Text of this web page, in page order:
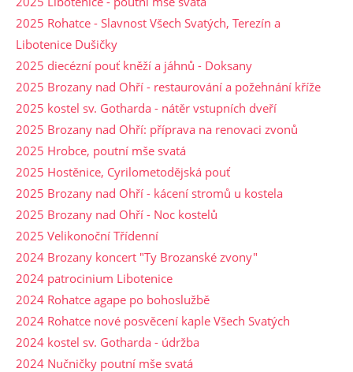
2025 Rohatce - Slavnost Všech Svatých, Terezín a
Libotenice Dušičky
2025 diecézní pouť kněží a jáhnů - Doksany
2025 Brozany nad Ohří - restaurování a požehnání kříže
2025 kostel sv. Gotharda - nátěr vstupních dveří
2025 Brozany nad Ohří: příprava na renovaci zvonů
2025 Hrobce, poutní mše svatá
2025 Hostěnice, Cyrilometodějská pouť
2025 Brozany nad Ohří - kácení stromů u kostela
2025 Brozany nad Ohří - Noc kostelů
2025 Velikonoční Třídenní
2024 Brozany koncert "Ty Brozanské zvony"
2024 patrocinium Libotenice
2024 Rohatce agape po bohoslužbě
2024 Rohatce nové posvěcení kaple Všech Svatých
2024 kostel sv. Gotharda - údržba
2024 Nučničky poutní mše svatá